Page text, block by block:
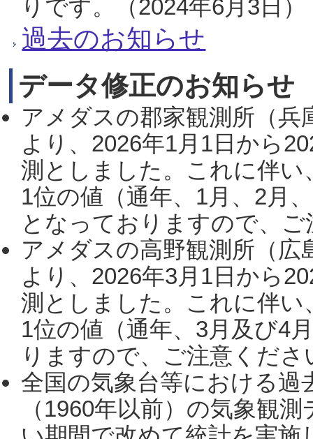
りです。（2024年6月3日）
過去のお知らせ
データ修正のお知らせ
アメダスの郡家観測所（
より、2026年1月1日から
測としました。これに伴い
1位の値（通年、1月、2月
となっておりますので、
アメダスの高野観測所（
より、2026年3月1日から
測としました。これに伴い
1位の値（通年、3月及び4
りますので、ご注意くだ
全国の気象台等における過
（1960年以前）の気象観